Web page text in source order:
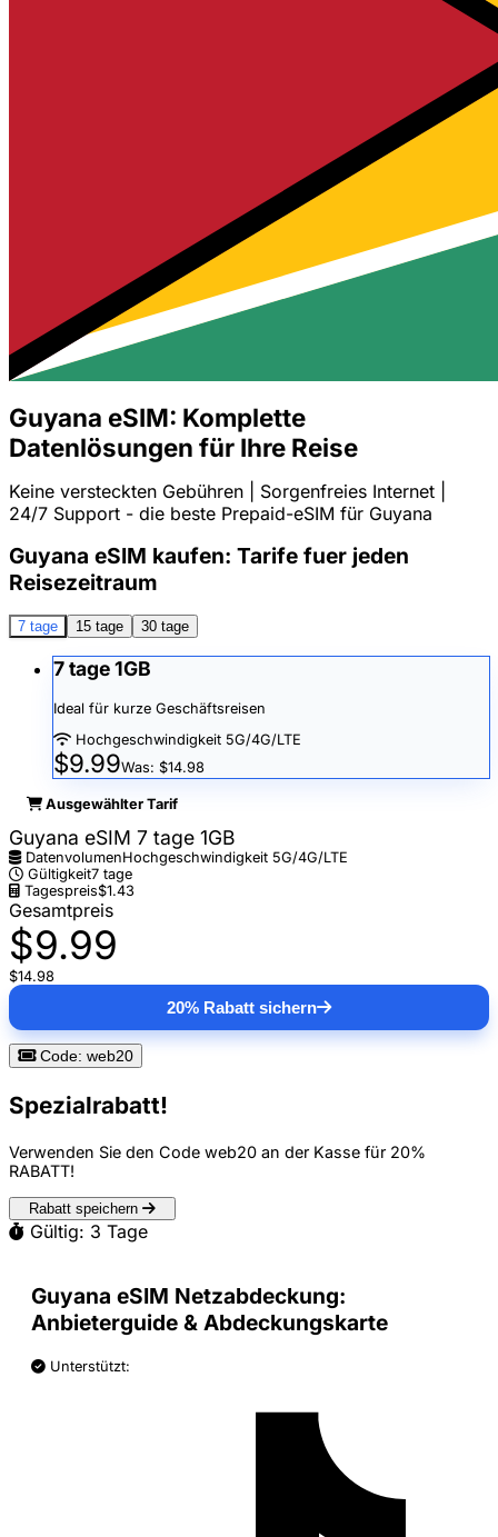
Guyana eSIM: Komplette
Datenlösungen für Ihre Reise
Keine versteckten Gebühren | Sorgenfreies Internet |
24/7 Support - die beste Prepaid-eSIM für Guyana
Guyana eSIM kaufen: Tarife fuer jeden
Reisezeitraum
7 tage 15 tage 30 tage
7 tage 1GB
Ideal für kurze Geschäftsreisen
Hochgeschwindigkeit 5G/4G/LTE
$9.99Was: $14.98
Ausgewählter Tarif
Guyana eSIM 7 tage 1GB
DatenvolumenHochgeschwindigkeit 5G/4G/LTE
Gültigkeit7 tage
Tagespreis$1.43
Gesamtpreis
$9.99
$14.98
20% Rabatt sichern
Code: web20
Spezialrabatt!
Verwenden Sie den Code web20 an der Kasse für 20%
RABATT!
Rabatt speichern
Gültig: 3 Tage
Guyana eSIM Netzabdeckung:
Anbieterguide & Abdeckungskarte
Unterstützt: